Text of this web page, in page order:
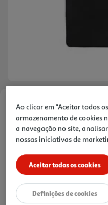
Faça a sua avaliação
Ref. / EAN:3245676153200
7,99 €
Ao clicar em "Aceitar todos
armazenamento de cookies
a navegação no site,
nossas iniciativas de
Aceitar todos os cookies
Definições de cookies